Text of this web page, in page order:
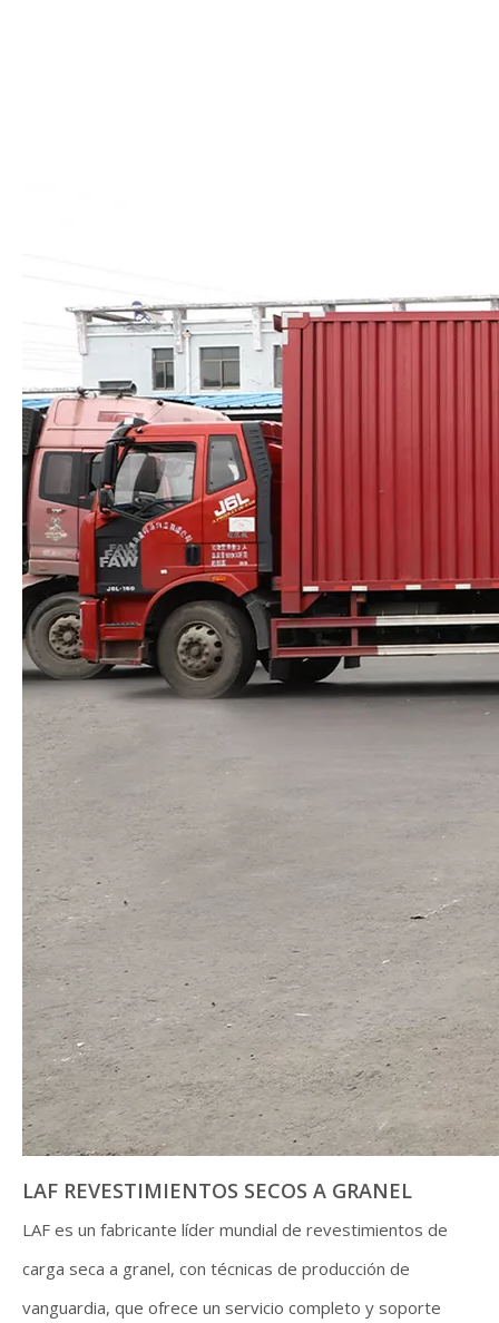
LAF REVESTIMIENTOS SECOS A GRANEL
LAF es un fabricante líder mundial de revestimientos de
carga seca a granel, con técnicas de producción de
vanguardia, que ofrece un servicio completo y soporte